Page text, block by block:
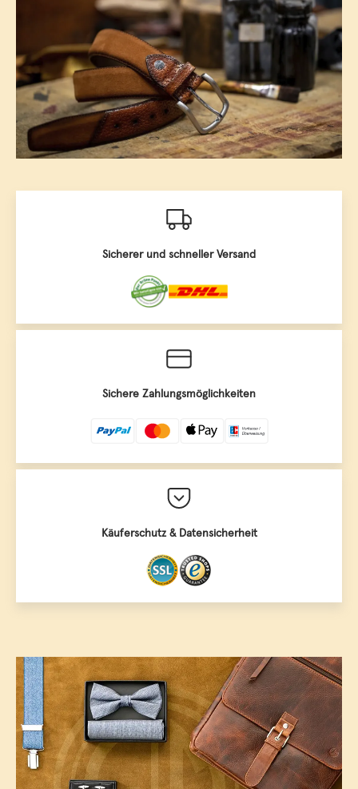
Sicherer und schneller Versand
Sichere Zahlungsmöglichkeiten
Käuferschutz & Datensicherheit